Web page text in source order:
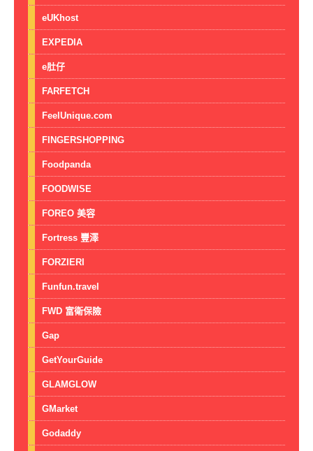
eUKhost
EXPEDIA
e肚仔
FARFETCH
FeelUnique.com
FINGERSHOPPING
Foodpanda
FOODWISE
FOREO 美容
Fortress 豐澤
FORZIERI
Funfun.travel
FWD 富衛保險
Gap
GetYourGuide
GLAMGLOW
GMarket
Godaddy